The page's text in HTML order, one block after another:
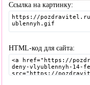
Ссылка на картинку:
HTML-код для сайта: